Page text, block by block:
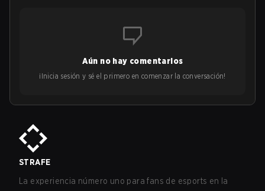
Aún no hay comentarios
¡Inicia sesión y sé el primero en comenzar la conversación!
STRAFE
La experiencia número uno para fans de esports en la